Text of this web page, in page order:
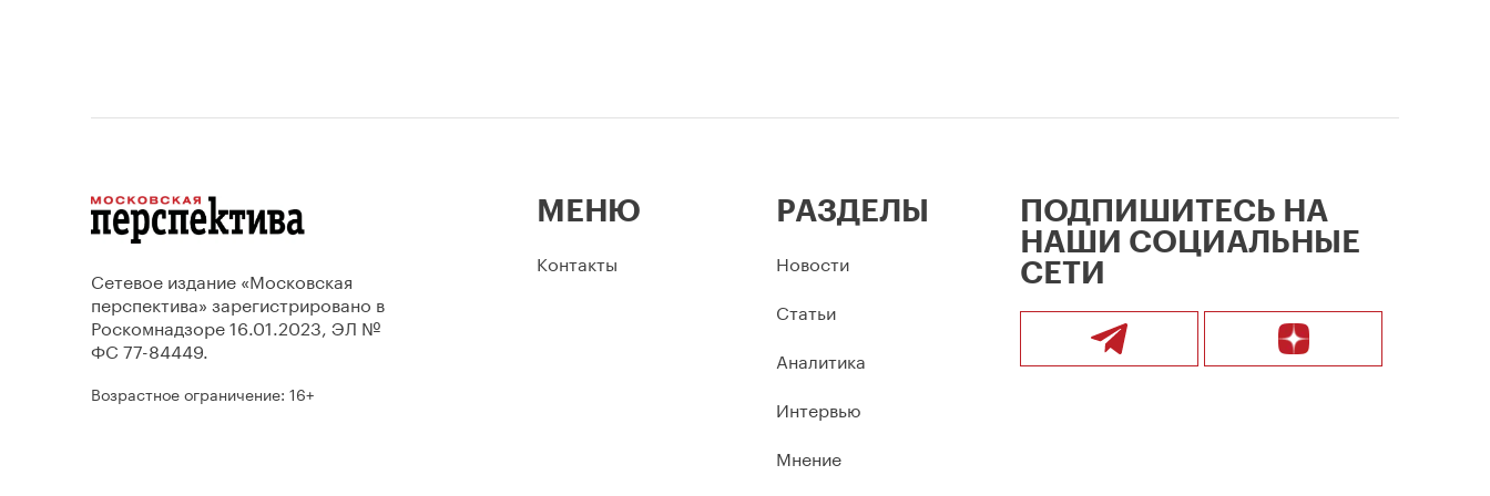
Сетевое издание «Московская
перспектива» зарегистрировано в
Роскомнадзоре 16.01.2023, ЭЛ №
ФС 77-84449.
Возрастное ограничение: 16+
МЕНЮ
Контакты
РАЗДЕЛЫ
Новости
Статьи
Аналитика
Интервью
Мнение
ПОДПИШИТЕСЬ НА
НАШИ СОЦИАЛЬНЫЕ
СЕТИ